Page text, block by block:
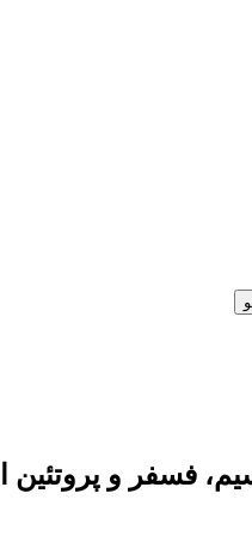
فسفر و